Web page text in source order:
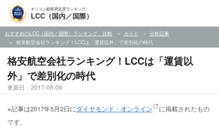
オリコン顧客満足度ランキング
LCC（国内／国際）
おすすめのLCC（国内／国際）ランキング・比較 ガイド
分析記事
格安航空会社ランキング！LCCは「運賃以外」で差別化の時代
格安航空会社ランキング！LCCは「運賃以
外」で差別化の時代
更新日：2017-08-09
※記事は2017年5月2日にダイヤモンド・オンライン
に掲載されたもの
です。